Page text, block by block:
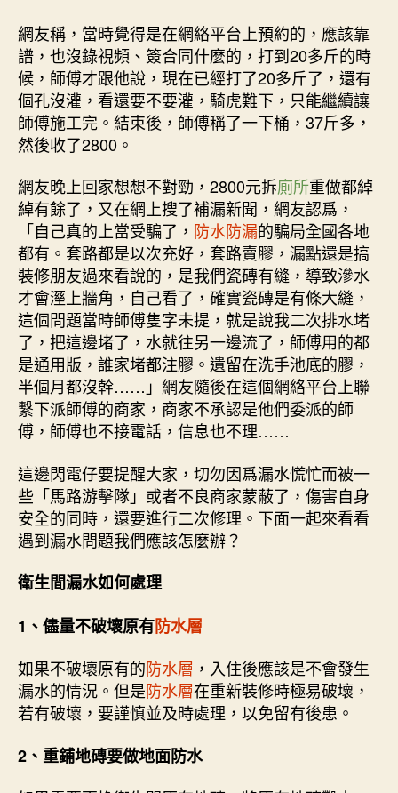
網友稱，當時覺得是在網絡平台上預約的，應該靠
譜，也沒錄視頻、簽合同什麼的，打到20多斤的時
候，師傅才跟他說，現在已經打了20多斤了，還有
個孔沒灌，看還要不要灌，騎虎難下，只能繼續讓
師傅施工完。結束後，師傅稱了一下桶，37斤多，
然後收了2800。
網友晚上回家想想不對勁，2800元拆廁所重做都綽
綽有餘了，又在網上搜了補漏新聞，網友認爲，
「自己真的上當受騙了， 防水防漏的騙局全國各地
都有。套路都是以次充好，套路賣膠，漏點還是搞
裝修朋友過來看說的，是我們瓷磚有縫，導致滲水
才會溼上牆角，自己看了，確實瓷磚是有條大縫，
這個問題當時師傅隻字未提，就是說我二次排水堵
了，把這邊堵了，水就往另一邊流了，師傅用的都
是通用版，誰家堵都注膠。遺留在洗手池底的膠，
半個月都沒幹……」網友隨後在這個網絡平台上聯
繫下派師傅的商家，商家不承認是他們委派的師
傅，師傅也不接電話，信息也不理……
這邊閃電仔要提醒大家，切勿因爲漏水慌忙而被一
些「馬路游擊隊」或者不良商家蒙蔽了，傷害自身
安全的同時，還要進行二次修理。下面一起來看看
遇到漏水問題我們應該怎麼辦？
衛生間漏水如何處理
1、儘量不破壞原有防水層
如果不破壞原有的防水層 ，入住後應該是不會發生
漏水的情況。但是防水層在重新裝修時極易破壞，
若有破壞，要謹慎並及時處理，以免留有後患。
2、重鋪地磚要做地面防水